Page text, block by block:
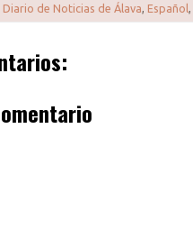
Diario de Noticias de Álava Español